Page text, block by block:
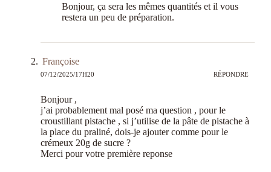
Bonjour, ça sera les mêmes quantités et il vous
restera un peu de préparation.
Françoise
07/12/2025/17H20 RÉPONDRE
Bonjour ,
j’ai probablement mal posé ma question , pour le
croustillant pistache , si j’utilise de la pâte de pistache à
la place du praliné, dois-je ajouter comme pour le
crémeux 20g de sucre ?
Merci pour votre première reponse